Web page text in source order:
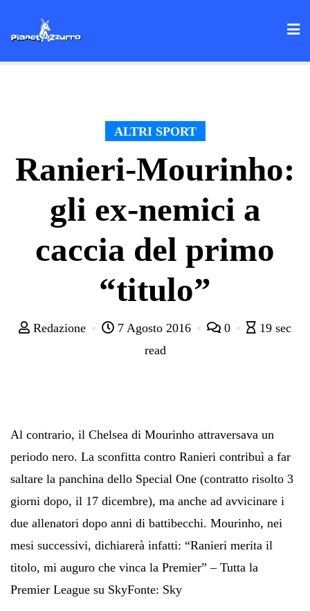
ALTRI SPORT
Ranieri-Mourinho:
gli ex-nemici a
caccia del primo
“titulo”
Redazione 7 Agosto 2016 0
19 sec
read
Al contrario, il Chelsea di Mourinho attraversava un
periodo nero. La sconfitta contro Ranieri contribuì a far
saltare la panchina dello Special One (contratto risolto 3
giorni dopo, il 17 dicembre), ma anche ad avvicinare i
due allenatori dopo anni di battibecchi. Mourinho, nei
mesi successivi, dichiarerà infatti: “Ranieri merita il
titolo, mi auguro che vinca la Premier” – Tutta la
Premier League su SkyFonte: Sky